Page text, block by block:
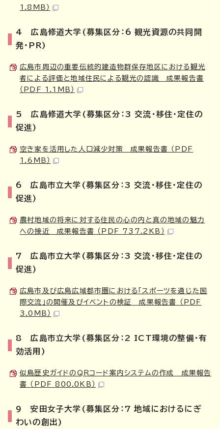
1.8MB）
4 広島修道大学(募集区分：6 観光資源の共同開
発・PR)
広島市周辺の重要伝統的建造物群保存地区における観光
者による評価と地域住民による観光の認識 成果報告書
（PDF 1.1MB）
5 広島修道大学(募集区分：3 交流・移住・定住の
促進)
空き家を活用した人口減少対策 成果報告書 （PDF
1.6MB）
6 広島市立大学(募集区分：3 交流・移住・定住の
促進)
農村地域の将来に対する住民の心の内と真の地域の魅力
への接近 成果報告書 （PDF 737.2KB）
7 広島市立大学(募集区分：3 交流・移住・定住の
促進)
広島市及び広島広域都市圏における「スポーツを通じた国
際交流」の開催及びイベントの検証 成果報告書 （PDF
3.0MB）
8 広島市立大学(募集区分：2 ICT環境の整備・有
効活用)
似島歴史ガイドのQRコード案内システムの作成 成果報告
書 （PDF 800.0KB）
9 安田女子大学(募集区分：7 地域におけるにぎ
わいの創出)